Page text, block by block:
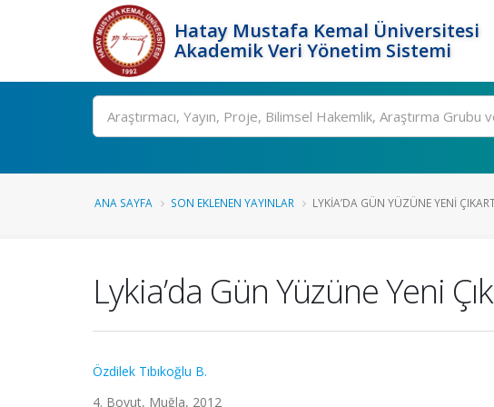
Hatay Mustafa Kemal Üniversitesi
Akademik Veri Yönetim Sistemi
Ara
ANA SAYFA SON EKLENEN YAYINLAR LYKIA’DA GÜN YÜZÜNE YENI
Lykia’da Gün Yüzüne Yeni
Özdilek Tıbıkoğlu B.
4. Boyut, Muğla, 2012